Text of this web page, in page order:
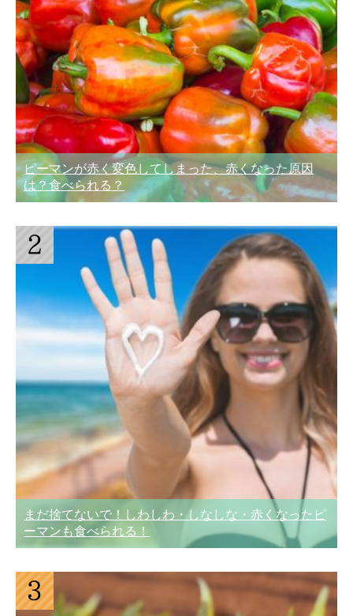
ピーマンが赤く変色してしまった、赤くなった原因
は？食べられる？
まだ捨てないで！しわしわ・しなしな・赤くなったピ
ーマンも食べられる！